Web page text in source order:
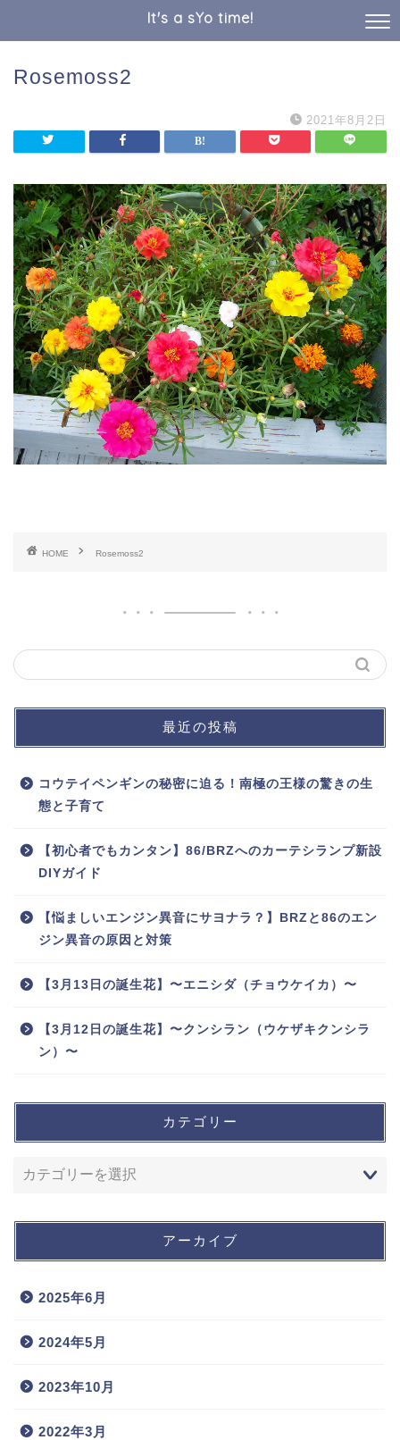
It's a sYo time!
Rosemoss2
2021年8月2日
HOME Rosemoss2
最近の投稿
コウテイペンギンの秘密に迫る！南極の王様の驚きの生
態と子育て
【初心者でもカンタン】86/BRZへのカーテシランプ新設
DIYガイド
【悩ましいエンジン異音にサヨナラ？】BRZと86のエン
ジン異音の原因と対策
【3月13日の誕生花】〜エニシダ（チョウケイカ）〜
【3月12日の誕生花】〜クンシラン（ウケザキクンシラ
ン）〜
カテゴリー
アーカイブ
2025年6月
2024年5月
2023年10月
2022年3月